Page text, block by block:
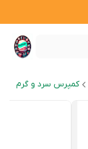
کمپرس سرد و گرم